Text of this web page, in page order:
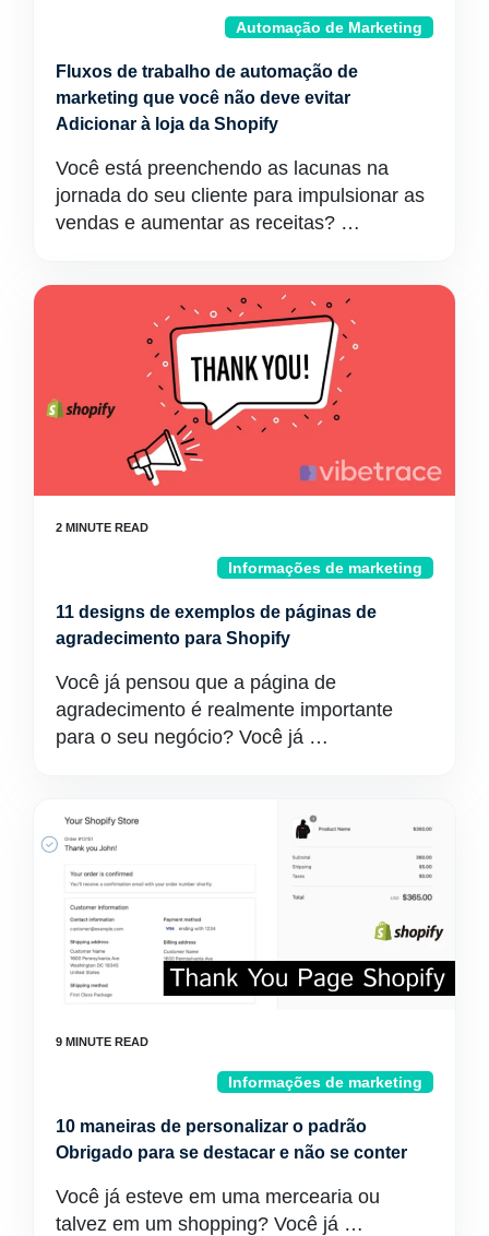
Automação de Marketing
Fluxos de trabalho de automação de
marketing que você não deve evitar
Adicionar à loja da Shopify
Você está preenchendo as lacunas na
jornada do seu cliente para impulsionar as
vendas e aumentar as receitas? …
Informações de marketing
11 designs de exemplos de páginas de
agradecimento para Shopify
Você já pensou que a página de
agradecimento é realmente importante
para o seu negócio? Você já …
Informações de marketing
10 maneiras de personalizar o padrão
Obrigado para se destacar e não se conter
Você já esteve em uma mercearia ou
talvez em um shopping? Você já …